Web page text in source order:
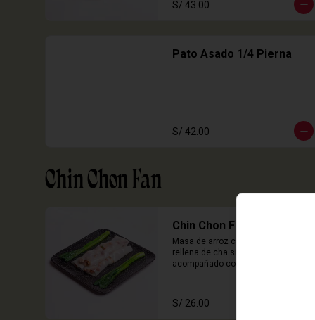
S/ 43.00
Pato Asado 1/4 Pierna
S/ 42.00
Chin Chon Fan
Chin Chon Fan Cha Siu
Masa de arroz cocida en laminas
rellena de cha siu, cebolla china
acompañado con salsa de sillao
S/ 26.00